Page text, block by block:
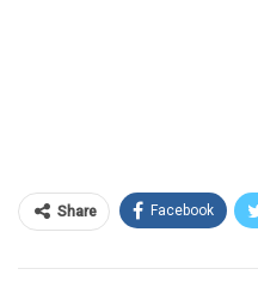
Share Facebook